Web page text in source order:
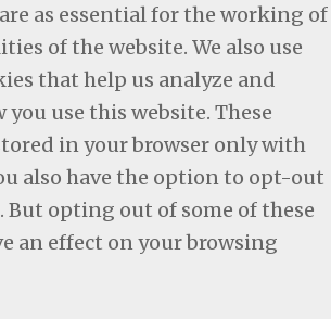
as essential for the working of
of the website. We also use
that help us analyze and
use this website. These
in your browser only with
also have the option to opt-out
But opting out of some of these
an effect on your browsing